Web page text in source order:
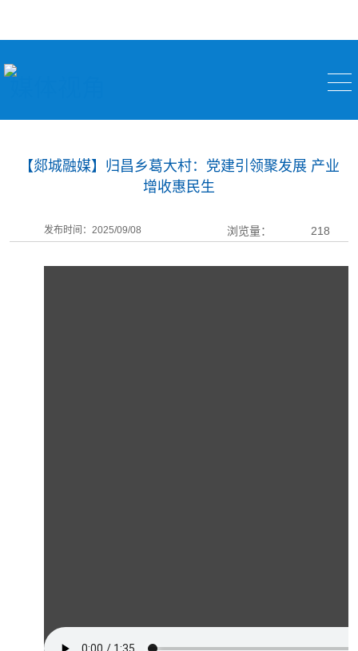
【郯城融媒】归昌乡葛大村：党建引领聚发展 产业
增收惠民生
发布时间：2025/09/08 浏览量： 218